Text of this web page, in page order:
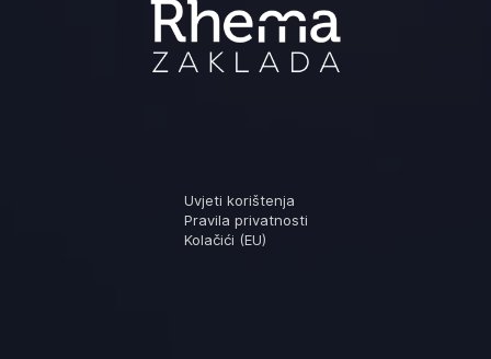
Uvjeti korištenja
Pravila privatnosti
Kolačići (EU)